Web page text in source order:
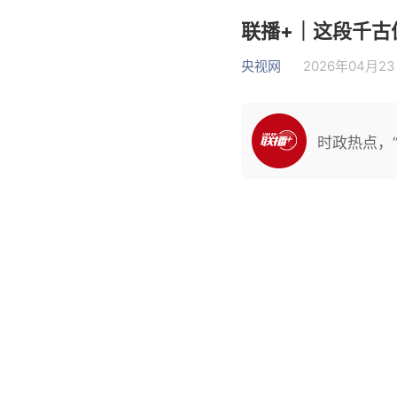
联播+｜这段千古
央视网 2026年04月23
时政热点，